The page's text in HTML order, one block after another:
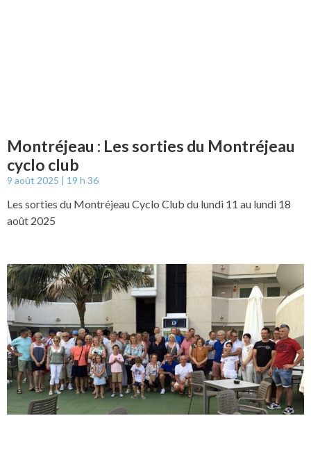
Montréjeau : Les sorties du Montréjeau
cyclo club
9 août 2025 19 h 36
Les sorties du Montréjeau Cyclo Club du lundi 11 au lundi 18
août 2025